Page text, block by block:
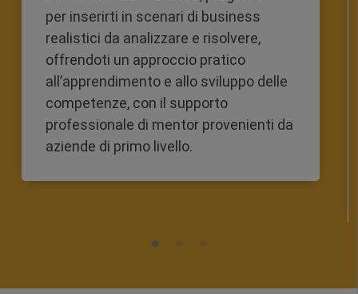
per inserirti in scenari di business
realistici da analizzare e risolvere,
offrendoti un approccio pratico
all’apprendimento e allo sviluppo delle
competenze, con il supporto
professionale di mentor provenienti da
aziende di primo livello.